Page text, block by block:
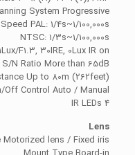
System Progressive
PAL: 1/4s~1/100,000s
NTSC: 1/3s~1/100,000s
F1.3, 30IRE, 0Lux IR on
S/N Ratio More than 65dB
Up to 80m (262feet)
Off Control Auto / Manual
IR LEDs 4
Lens
Motorized lens / Fixed iris